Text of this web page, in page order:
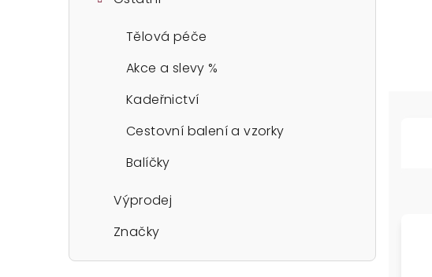
Tělová péče
Akce a slevy %
Kadeřnictví
Cestovní balení a vzorky
Balíčky
Výprodej
Značky